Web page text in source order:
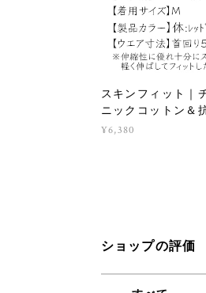
スキンフィット｜
ニックコットン＆
¥6,380
ショップの評価